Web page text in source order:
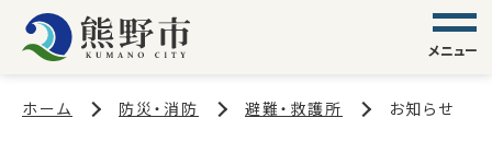
メニュー
ホーム 防災・消防 避難・救護所 お知らせ